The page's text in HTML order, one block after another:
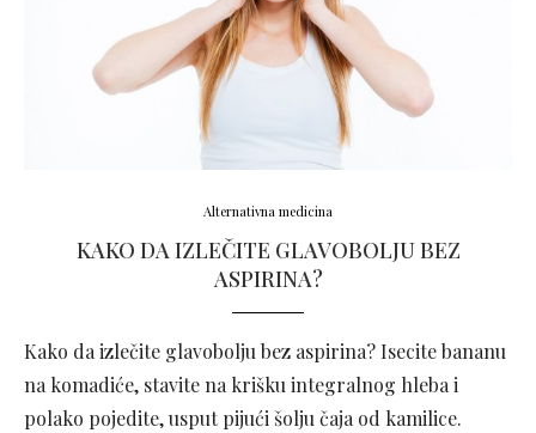
Alternativna medicina
KAKO DA IZLEČITE GLAVOBOLJU BEZ
ASPIRINA?
Kako da izlečite glavobolju bez aspirina? Isecite bananu
na komadiće, stavite na krišku integralnog hleba i
polako pojedite, usput pijući šolju čaja od kamilice.